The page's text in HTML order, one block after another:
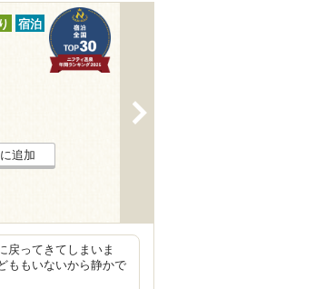
宿泊
追加
戻ってきてしまいま
ももいないから静かで